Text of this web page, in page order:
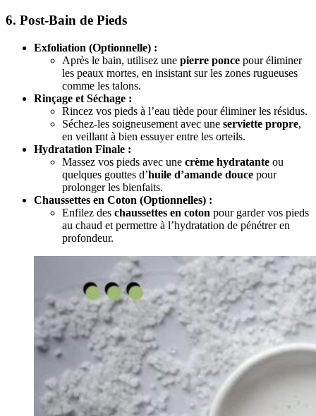
6. Post-Bain de Pieds
Exfoliation (Optionnelle) :
Après le bain, utilisez une pierre ponce pour éliminer
les peaux mortes, en insistant sur les zones rugueuses
comme les talons.
Rinçage et Séchage :
Rincez vos pieds à l’eau tiède pour éliminer les résidus.
Séchez-les soigneusement avec une serviette propre,
en veillant à bien essuyer entre les orteils.
Hydratation Finale :
Massez vos pieds avec une crème hydratante ou
quelques gouttes d’huile d’amande douce pour
prolonger les bienfaits.
Chaussettes en Coton (Optionnelles) :
Enfilez des chaussettes en coton pour garder vos pieds
au chaud et permettre à l’hydratation de pénétrer en
profondeur.